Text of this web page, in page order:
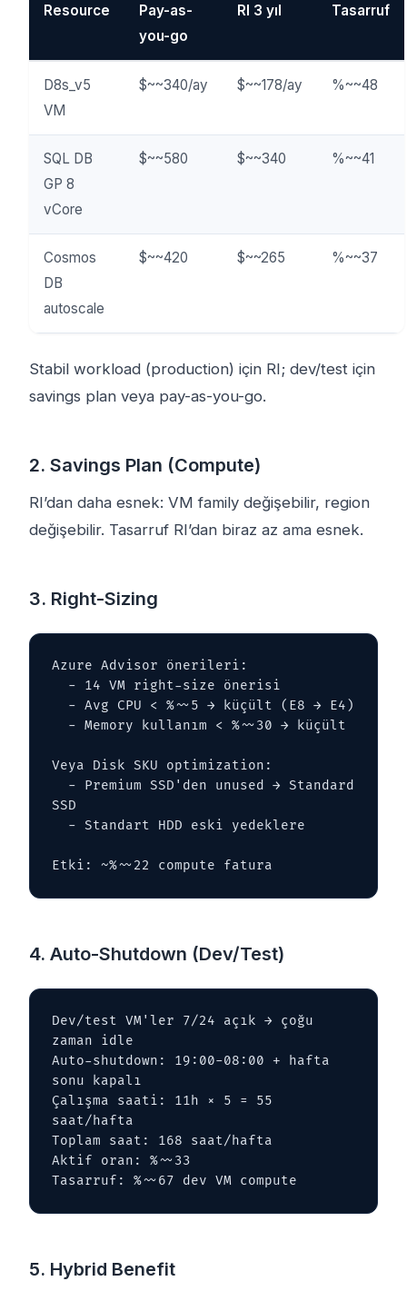
Resource
Pay-as-
you-go
RI 3 yıl Tasarruf
D8s_v5
VM
$~~340/ay $~~178/ay %~~48
SQL DB
GP 8
vCore
$~~580 $~~340 %~~41
Cosmos
DB
autoscale
$~~420 $~~265 %~~37
Stabil workload (production) için RI; dev/test için
savings plan veya pay-as-you-go.
2. Savings Plan (Compute)
RI’dan daha esnek: VM family değişebilir, region
değişebilir. Tasarruf RI’dan biraz az ama esnek.
3. Right-Sizing
Azure Advisor önerileri:
Veya Disk SKU optimization:
SSD
Etki: ~%~~22 compute fatura
4. Auto-Shutdown (Dev/Test)
Dev/test VM'ler 7/24 açık → çoğu
zaman idle
Auto-shutdown: 19:00-08:00 + hafta
sonu kapalı
Çalışma saati: 11h × 5 = 55
saat/hafta
Toplam saat: 168 saat/hafta
Aktif oran: %~~33
Tasarruf: %~~67 dev VM compute
5. Hybrid Benefit